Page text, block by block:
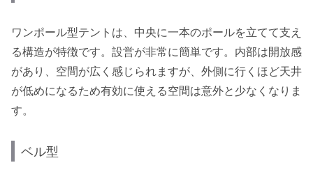
ワンポール型テントは、中央に一本のポールを立てて支え
る構造が特徴です。設営が非常に簡単です。内部は開放感
があり、空間が広く感じられますが、外側に行くほど天井
が低めになるため有効に使える空間は意外と少なくなりま
す。
ベル型